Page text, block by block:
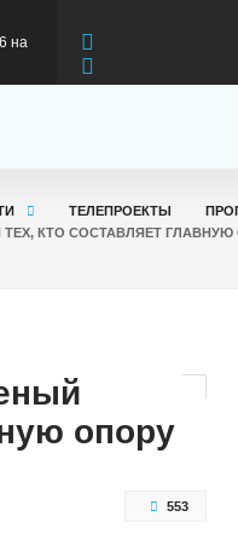
ТЕЛЕПРОЕКТЫ
КТО СОСТАВЛЯЕТ
опору
553